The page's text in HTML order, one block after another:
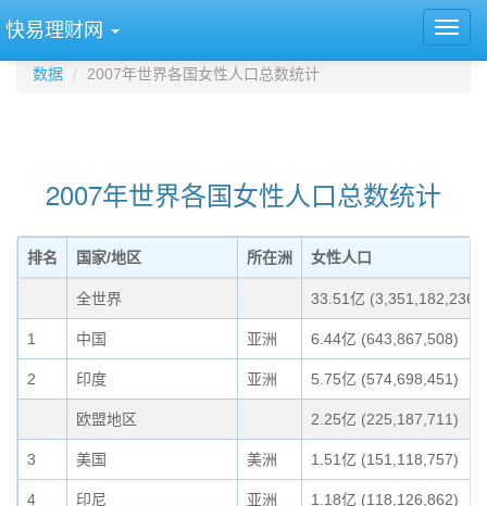
快易理财网
数据 2007年世界各国女性人口总数统计
2007年世界各国女性人口总数统计
排名 国家/地区 所在洲 女性人口
全世界 33.51亿 (3,351,182,236)
1 中国 亚洲 6.44亿 (643,867,508)
2 印度 亚洲 5.75亿 (574,698,451)
欧盟地区 2.25亿 (225,187,711)
3 美国 美洲 1.51亿 (151,118,757)
4 印尼 亚洲 1.18亿 (118,126,862)